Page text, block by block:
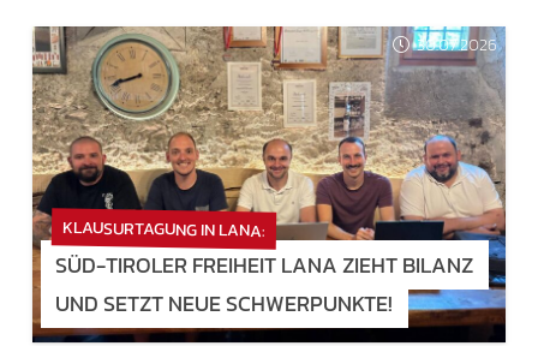
30.07.2026
KLAUSURTAGUNG IN LANA:
SÜD-TIROLER FREIHEIT LANA ZIEHT BILANZ
UND SETZT NEUE SCHWERPUNKTE!